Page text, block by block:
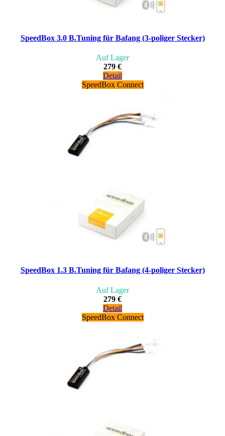
SpeedBox 3.0 B.Tuning für Bafang (3-poliger Stecker)
Auf Lager
279 €
Detail
SpeedBox Connect
SpeedBox 1.3 B.Tuning für Bafang (4-poliger Stecker)
Auf Lager
279 €
Detail
SpeedBox Connect